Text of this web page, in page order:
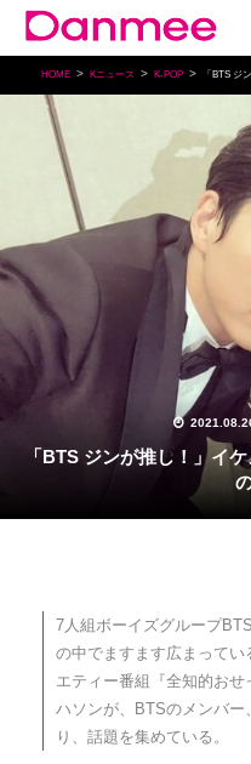
HOME Kニュース K-POP 「BTS ジ
「BTS ジンが推し！」イケメン好きで有名な韓国女優は本物
7人組ボーイズグループ
の中でますます広まってい
エティー番組『全知的おせ
ハソンが、BTSのメンバ
り、話題を集めている。